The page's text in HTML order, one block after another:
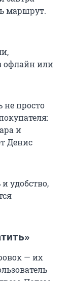
маршрут.
офлайн или
не просто
и
Денис
удобство,
— их